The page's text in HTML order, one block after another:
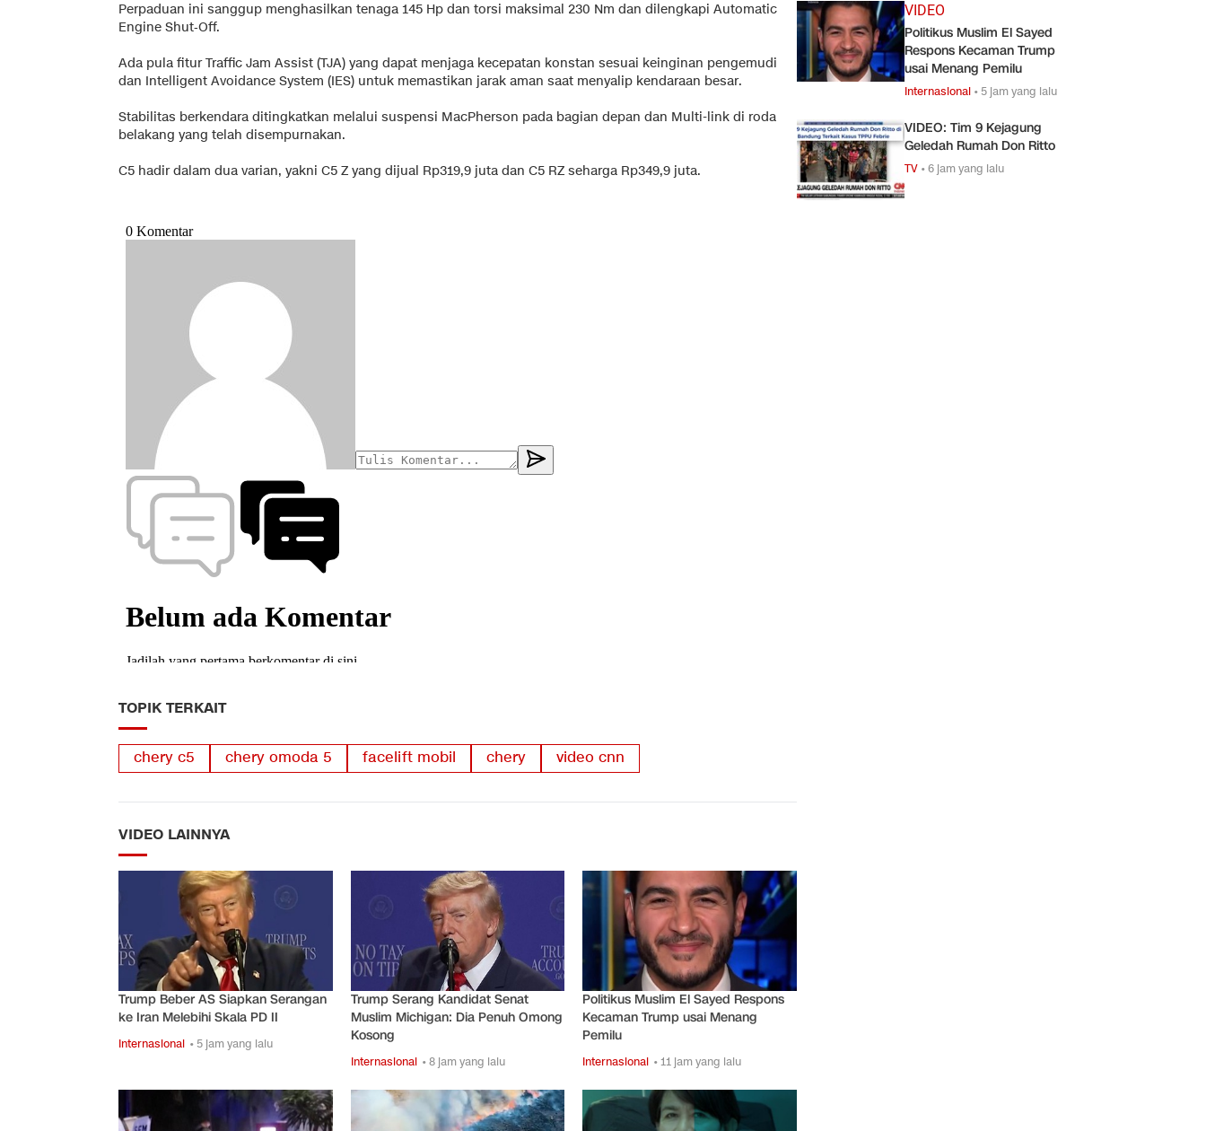
Perpaduan ini sanggup menghasilkan tenaga 145 Hp dan torsi maksimal 230 Nm dan dilengkapi Automatic
Engine Shut‑Off.
Ada pula fitur Traffic Jam Assist (TJA) yang dapat menjaga kecepatan konstan sesuai keinginan pengemudi
dan Intelligent Avoidance System (IES) untuk memastikan jarak aman saat menyalip kendaraan besar.
Stabilitas berkendara ditingkatkan melalui suspensi MacPherson pada bagian depan dan Multi-link di roda
belakang yang telah disempurnakan.
C5 hadir dalam dua varian, yakni C5 Z yang dijual Rp319,9 juta dan C5 RZ seharga Rp349,9 juta.
TOPIK TERKAIT
chery c5 chery omoda 5 facelift mobil chery video cnn
VIDEO LAINNYA
Trump Beber AS Siapkan Serangan
ke Iran Melebihi Skala PD II
Internasional • 5 jam yang lalu
Trump Serang Kandidat Senat
Muslim Michigan: Dia Penuh Omong
Kosong
Internasional • 8 jam yang lalu
Politikus Muslim El Sayed Respons
Kecaman Trump usai Menang
Pemilu
Internasional • 11 jam yang lalu
VIDEO
Politikus Muslim El Sayed
Respons Kecaman Trump
usai Menang Pemilu
Internasional • 5 jam yang lalu
VIDEO: Tim 9 Kejagung
Geledah Rumah Don Ritto
TV •6 jam yang lalu